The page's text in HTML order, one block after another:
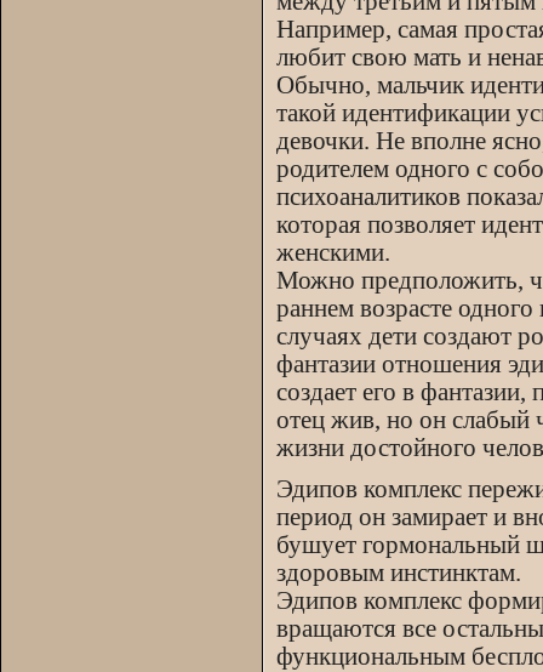
Например, самая
любит свою мать и
Обычно, мальчик
такой идентификации
девочки. Не вполне
родителем одного с
психоаналитиков
которая позволяет
женскими.
Можно предположить,
раннем возрасте
случаях дети создают
фантазии отношения
создает его в
отец жив, но он слабый
жизни достойного
Эдипов комплекс
период он замирает и
бушует гормональный
здоровым инстинктам.
Эдипов комплекс
вращаются все
функциональным